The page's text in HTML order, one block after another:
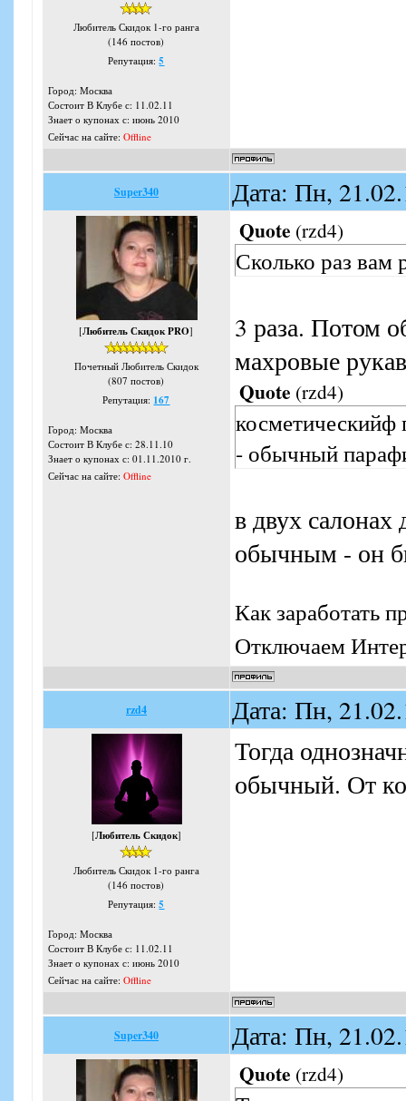
Любитель Скидок 1-го ранга
(146 постов)
Репутация:5
Город: Москва
Состоит В Клубе с: 11.02.11
Знает о купонах с: июнь 2010
Сейчас на сайте: Offline
Super340 Дата: Пн,
[Любитель Скидок PRO]
Почетный Любитель Скидок
(807 постов)
Репутация: 167
Город: Москва
Состоит В Клубе с: 28.11.10
Знает о купонах с: 01.11.2010 г.
Сейчас на сайте: Offline
Quote (rzd4)
Сколько раз вам
3 раза. Потом
махровые
Quote (rzd4)
косметическийф
- обычный
в двух
обычным - он
Как заработать
Отключаем
rzd4 Дата: Пн,
[Любитель Скидок]
Любитель Скидок 1-го ранга
(146 постов)
Репутация:5
Город: Москва
Состоит В Клубе с: 11.02.11
Знает о купонах с: июнь 2010
Сейчас на сайте: Offline
Тогда
обычный. От
Super340 Дата: Пн,
Quote (rzd4)